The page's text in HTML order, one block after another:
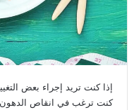
إذا كنت تريد إجراء بعض
كنت ترغب في انقاص الدهون،